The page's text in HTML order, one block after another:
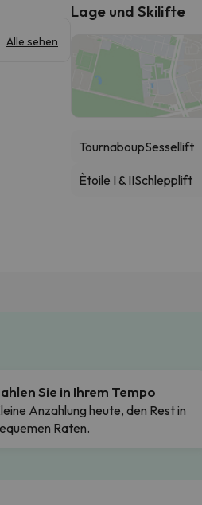
Alle sehen
Lage und Skilifte
TournaboupSessellift
Ètoile I & IISchlepplift
Sie in Ihrem Tempo
Anzahlung heute, den Rest in
Raten.